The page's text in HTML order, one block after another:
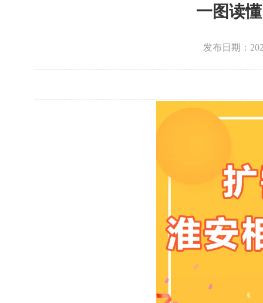
一图读
发布日期：